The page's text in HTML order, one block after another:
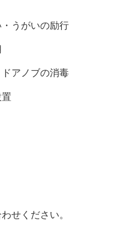
・うがいの励行
ドアノブの消毒
せください。